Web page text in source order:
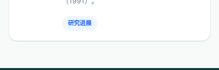
研究进展